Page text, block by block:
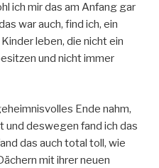
ich mir das am Anfang gar
war auch, find ich, ein
leben, die nicht ein
und nicht immer
Ende nahm,
und deswegen fand ich das
das auch total toll, wie
mit ihrer neuen